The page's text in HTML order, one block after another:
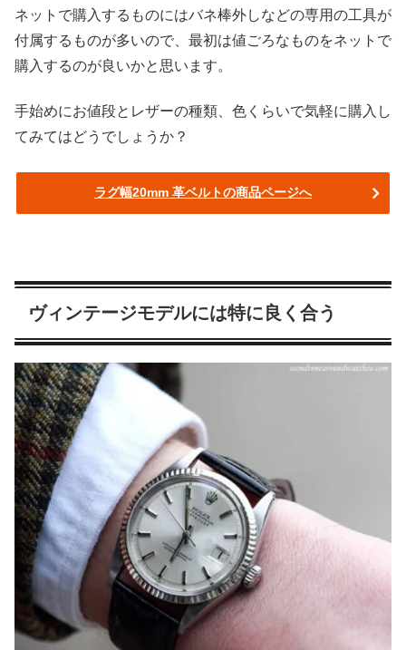
ネットで購入するものにはバネ棒外しなどの専用の工具が
付属するものが多いので、最初は値ごろなものをネットで
購入するのが良いかと思います。
手始めにお値段とレザーの種類、色くらいで気軽に購入し
てみてはどうでしょうか？
ラグ幅20mm 革ベルトの商品ページへ
ヴィンテージモデルには特に良く合う